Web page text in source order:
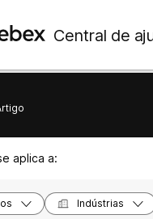
Central de
aplica a:
Indústrias